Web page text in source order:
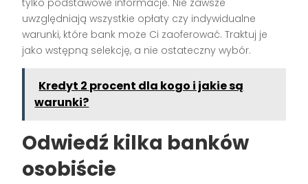
tylko podstawowe informacje. Nie zawsze
uwzględniają wszystkie opłaty czy indywidualne
warunki, które bank może Ci zaoferować. Traktuj je
jako wstępną selekcję, a nie ostateczny wybór.
Kredyt 2 procent dla kogo i jakie są
warunki?
Odwiedź kilka banków
osobiście